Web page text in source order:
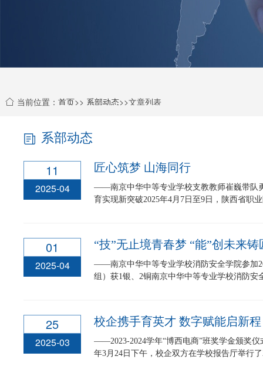
当前位置： 首页>> 系部动态>>文章列表
系部动态
11
2025-04
匠心筑梦 山海同行
——南京中华中等专业学校支教教师崔巍带队
育实现新突破2025年4月7日至9日，陕西省职
01
2025-04
“技”无止境青春梦 “能”创未来铸
——南京中华中等专业学校消防安全学院参加
组）获1银、2铜南京中华中等专业学校消防安
25
2025-03
校企携手育英才 数字赋能启新程
——2023-2024学年“博西电商”班奖学金颁奖
年3月24日下午，校企双方在学校报告厅举行了